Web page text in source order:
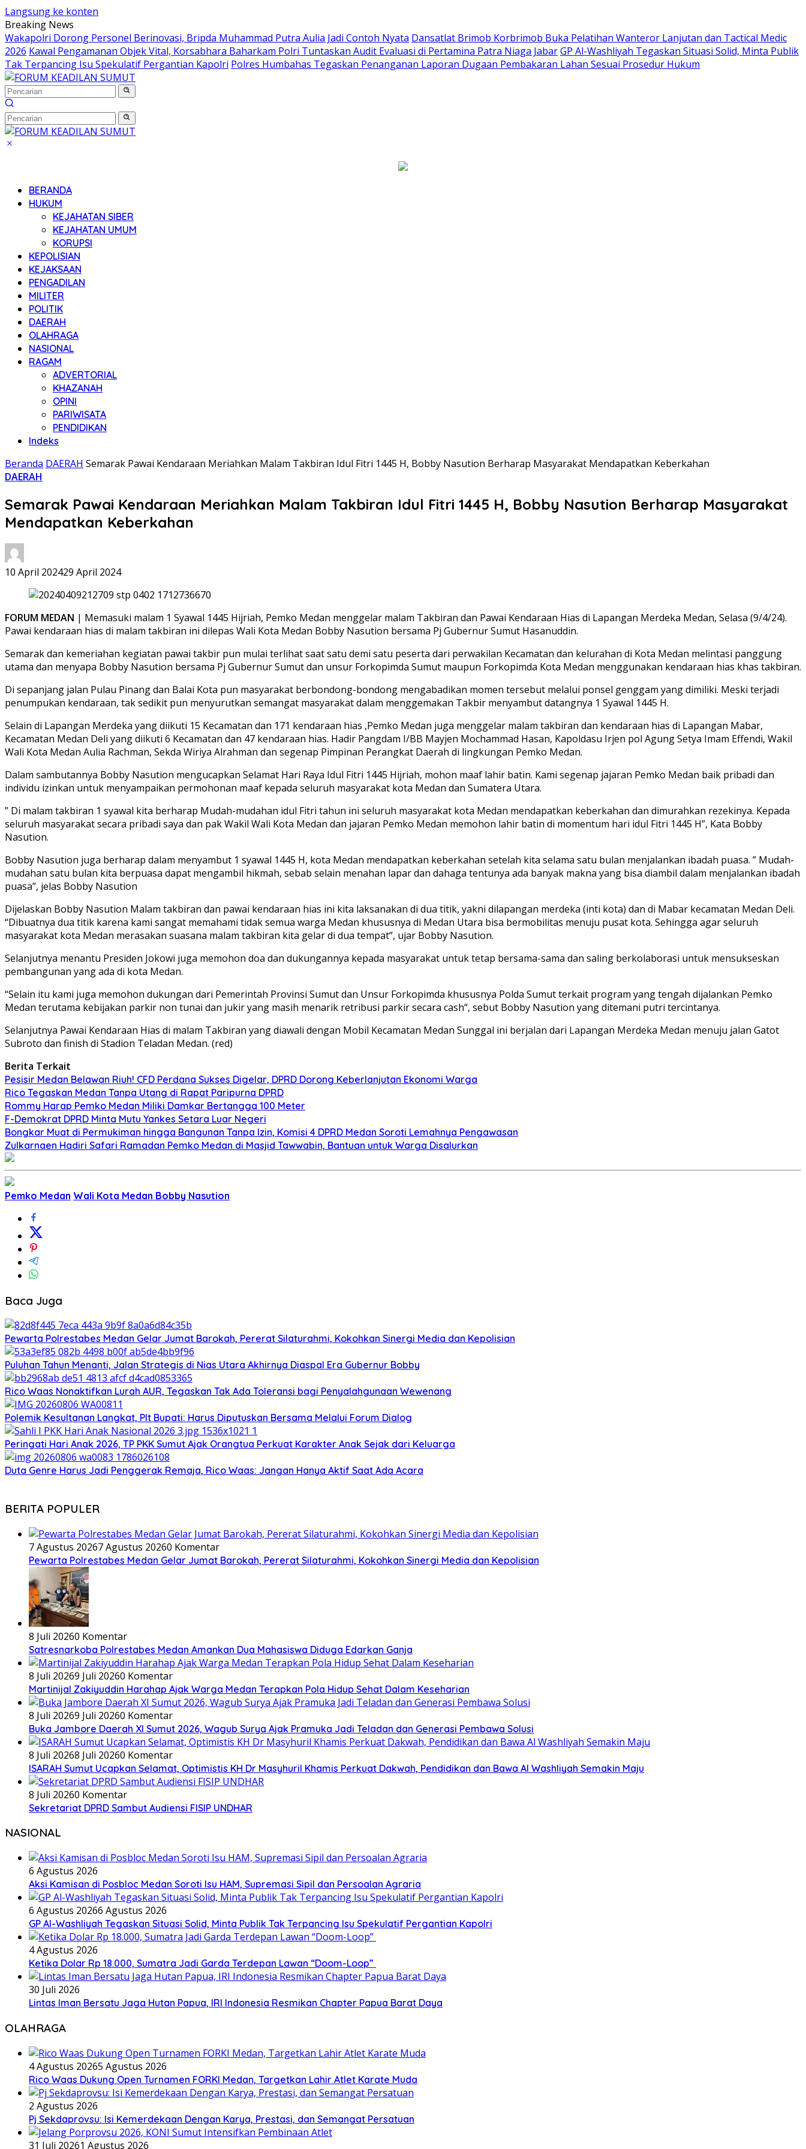
Langsung ke konten
Breaking News
Wakapolri Dorong Personel Berinovasi, Bripda Muhammad Putra Aulia Jadi Contoh Nyata Dansatlat Brimob Korbrimob Buka Pelatihan Wanteror Lanjutan dan Tactical Medic
2026 Kawal Pengamanan Objek Vital, Korsabhara Baharkam Polri Tuntaskan Audit Evaluasi di Pertamina Patra Niaga JabarGP Al-Washliyah Tegaskan Situasi Solid, Minta Publik
Tak Terpancing Isu Spekulatif Pergantian Kapolri Polres Humbahas Tegaskan Penanganan Laporan Dugaan Pembakaran Lahan Sesuai Prosedur Hukum
BERANDA
HUKUM
KEJAHATAN SIBER
KEJAHATAN UMUM
KORUPSI
KEPOLISIAN
KEJAKSAAN
PENGADILAN
MILITER
POLITIK
DAERAH
OLAHRAGA
NASIONAL
RAGAM
ADVERTORIAL
KHAZANAH
OPINI
PARIWISATA
PENDIDIKAN
Indeks
Beranda DAERAH Semarak Pawai Kendaraan Meriahkan Malam Takbiran Idul Fitri 1445 H, Bobby Nasution Berharap Masyarakat Mendapatkan Keberkahan
DAERAH
Semarak Pawai Kendaraan Meriahkan Malam Takbiran Idul Fitri 1445 H, Bobby Nasution Berharap Masyarakat
Mendapatkan Keberkahan
10 April 202429 April 2024
FORUM MEDAN | Memasuki malam 1 Syawal 1445 Hijriah, Pemko Medan menggelar malam Takbiran dan Pawai Kendaraan Hias di Lapangan Merdeka Medan, Selasa (9/4/24).
Pawai kendaraan hias di malam takbiran ini dilepas Wali Kota Medan Bobby Nasution bersama Pj Gubernur Sumut Hasanuddin.
Semarak dan kemeriahan kegiatan pawai takbir pun mulai terlihat saat satu demi satu peserta dari perwakilan Kecamatan dan kelurahan di Kota Medan melintasi panggung
utama dan menyapa Bobby Nasution bersama Pj Gubernur Sumut dan unsur Forkopimda Sumut maupun Forkopimda Kota Medan menggunakan kendaraan hias khas takbiran.
Di sepanjang jalan Pulau Pinang dan Balai Kota pun masyarakat berbondong-bondong mengabadikan momen tersebut melalui ponsel genggam yang dimiliki. Meski terjadi
penumpukan kendaraan, tak sedikit pun menyurutkan semangat masyarakat dalam menggemakan Takbir menyambut datangnya 1 Syawal 1445 H.
Selain di Lapangan Merdeka yang diikuti 15 Kecamatan dan 171 kendaraan hias ,Pemko Medan juga menggelar malam takbiran dan kendaraan hias di Lapangan Mabar,
Kecamatan Medan Deli yang diikuti 6 Kecamatan dan 47 kendaraan hias. Hadir Pangdam I/BB Mayjen Mochammad Hasan, Kapoldasu Irjen pol Agung Setya Imam Effendi, Wakil
Wali Kota Medan Aulia Rachman, Sekda Wiriya Alrahman dan segenap Pimpinan Perangkat Daerah di lingkungan Pemko Medan.
Dalam sambutannya Bobby Nasution mengucapkan Selamat Hari Raya Idul Fitri 1445 Hijriah, mohon maaf lahir batin. Kami segenap jajaran Pemko Medan baik pribadi dan
individu izinkan untuk menyampaikan permohonan maaf kepada seluruh masyarakat kota Medan dan Sumatera Utara.
” Di malam takbiran 1 syawal kita berharap Mudah-mudahan idul Fitri tahun ini seluruh masyarakat kota Medan mendapatkan keberkahan dan dimurahkan rezekinya. Kepada
seluruh masyarakat secara pribadi saya dan pak Wakil Wali Kota Medan dan jajaran Pemko Medan memohon lahir batin di momentum hari idul Fitri 1445 H”, Kata Bobby
Nasution.
Bobby Nasution juga berharap dalam menyambut 1 syawal 1445 H, kota Medan mendapatkan keberkahan setelah kita selama satu bulan menjalankan ibadah puasa. ” Mudah-
mudahan satu bulan kita berpuasa dapat mengambil hikmah, sebab selain menahan lapar dan dahaga tentunya ada banyak makna yang bisa diambil dalam menjalankan ibadah
puasa”, jelas Bobby Nasution
Dijelaskan Bobby Nasution Malam takbiran dan pawai kendaraan hias ini kita laksanakan di dua titik, yakni dilapangan merdeka (inti kota) dan di Mabar kecamatan Medan Deli.
“Dibuatnya dua titik karena kami sangat memahami tidak semua warga Medan khususnya di Medan Utara bisa bermobilitas menuju pusat kota. Sehingga agar seluruh
masyarakat kota Medan merasakan suasana malam takbiran kita gelar di dua tempat”, ujar Bobby Nasution.
Selanjutnya menantu Presiden Jokowi juga memohon doa dan dukungannya kepada masyarakat untuk tetap bersama-sama dan saling berkolaborasi untuk mensukseskan
pembangunan yang ada di kota Medan.
“Selain itu kami juga memohon dukungan dari Pemerintah Provinsi Sumut dan Unsur Forkopimda khususnya Polda Sumut terkait program yang tengah dijalankan Pemko
Medan terutama kebijakan parkir non tunai dan jukir yang masih menarik retribusi parkir secara cash”, sebut Bobby Nasution yang ditemani putri tercintanya.
Selanjutnya Pawai Kendaraan Hias di malam Takbiran yang diawali dengan Mobil Kecamatan Medan Sunggal ini berjalan dari Lapangan Merdeka Medan menuju jalan Gatot
Subroto dan finish di Stadion Teladan Medan. (red)
Berita Terkait
Pesisir Medan Belawan Riuh! CFD Perdana Sukses Digelar, DPRD Dorong Keberlanjutan Ekonomi Warga
Rico Tegaskan Medan Tanpa Utang di Rapat Paripurna DPRD
Rommy Harap Pemko Medan Miliki Damkar Bertangga 100 Meter
F-Demokrat DPRD Minta Mutu Yankes Setara Luar Negeri
Bongkar Muat di Permukiman hingga Bangunan Tanpa Izin, Komisi 4 DPRD Medan Soroti Lemahnya Pengawasan
Zulkarnaen Hadiri Safari Ramadan Pemko Medan di Masjid Tawwabin, Bantuan untuk Warga Disalurkan
Pemko Medan Wali Kota Medan Bobby Nasution
Baca Juga
Pewarta Polrestabes Medan Gelar Jumat Barokah, Pererat Silaturahmi, Kokohkan Sinergi Media dan Kepolisian
Puluhan Tahun Menanti, Jalan Strategis di Nias Utara Akhirnya Diaspal Era Gubernur Bobby
Rico Waas Nonaktifkan Lurah AUR, Tegaskan Tak Ada Toleransi bagi Penyalahgunaan Wewenang
Polemik Kesultanan Langkat, Plt Bupati: Harus Diputuskan Bersama Melalui Forum Dialog
Peringati Hari Anak 2026, TP PKK Sumut Ajak Orangtua Perkuat Karakter Anak Sejak dari Keluarga
Duta Genre Harus Jadi Penggerak Remaja, Rico Waas: Jangan Hanya Aktif Saat Ada Acara
BERITA POPULER
7 Agustus 20267 Agustus 20260 Komentar
Pewarta Polrestabes Medan Gelar Jumat Barokah, Pererat Silaturahmi, Kokohkan Sinergi Media dan Kepolisian
8 Juli 20260 Komentar
Satresnarkoba Polrestabes Medan Amankan Dua Mahasiswa Diduga Edarkan Ganja
8 Juli 20269 Juli 20260 Komentar
Martinijal Zakiyuddin Harahap Ajak Warga Medan Terapkan Pola Hidup Sehat Dalam Keseharian
8 Juli 20269 Juli 20260 Komentar
Buka Jambore Daerah XI Sumut 2026, Wagub Surya Ajak Pramuka Jadi Teladan dan Generasi Pembawa Solusi
8 Juli 20268 Juli 20260 Komentar
ISARAH Sumut Ucapkan Selamat, Optimistis KH Dr Masyhuril Khamis Perkuat Dakwah, Pendidikan dan Bawa Al Washliyah Semakin Maju
8 Juli 20260 Komentar
Sekretariat DPRD Sambut Audiensi FISIP UNDHAR
NASIONAL
6 Agustus 2026
Aksi Kamisan di Posbloc Medan Soroti Isu HAM, Supremasi Sipil dan Persoalan Agraria
6 Agustus 20266 Agustus 2026
GP Al-Washliyah Tegaskan Situasi Solid, Minta Publik Tak Terpancing Isu Spekulatif Pergantian Kapolri
4 Agustus 2026
Ketika Dolar Rp 18.000, Sumatra Jadi Garda Terdepan Lawan “Doom-Loop”
30 Juli 2026
Lintas Iman Bersatu Jaga Hutan Papua, IRI Indonesia Resmikan Chapter Papua Barat Daya
OLAHRAGA
4 Agustus 20265 Agustus 2026
Rico Waas Dukung Open Turnamen FORKI Medan, Targetkan Lahir Atlet Karate Muda
2 Agustus 2026
Pj Sekdaprovsu: Isi Kemerdekaan Dengan Karya, Prestasi, dan Semangat Persatuan
31 Juli 20261 Agustus 2026